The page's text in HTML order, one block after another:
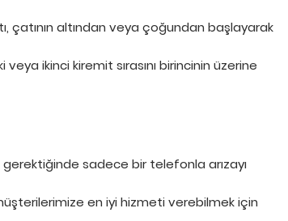
altından veya çoğundan başlayarak
ikinci kiremit sırasını birincinin üzerine
sadece bir telefonla arızayı
en iyi hizmeti verebilmek için